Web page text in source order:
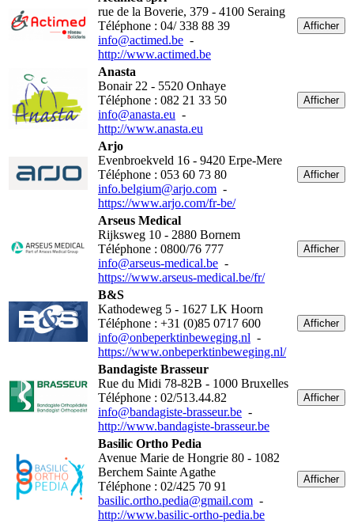
rue de la Boverie, 379 - 4100 Seraing
Téléphone : 04/ 338 88 39
info@actimed.be -
http://www.actimed.be
Afficher
Anasta
Bonair 22 - 5520 Onhaye
Téléphone : 082 21 33 50
info@anasta.eu -
http://www.anasta.eu
Afficher
Arjo
Evenbroekveld 16 - 9420 Erpe-Mere
Téléphone : 053 60 73 80
info.belgium@arjo.com -
https://www.arjo.com/fr-be/
Afficher
Arseus Medical
Rijksweg 10 - 2880 Bornem
Téléphone : 0800/76 777
info@arseus-medical.be -
https://www.arseus-medical.be/fr/
Afficher
B&S
Kathodeweg 5 - 1627 LK Hoorn
Téléphone : +31 (0)85 0717 600
info@onbeperktinbeweging.nl -
https://www.onbeperktinbeweging.nl/
Afficher
Bandagiste Brasseur
Rue du Midi 78-82B - 1000 Bruxelles
Téléphone : 02/513.44.82
info@bandagiste-brasseur.be -
http://www.bandagiste-brasseur.be
Afficher
Basilic Ortho Pedia
Avenue Marie de Hongrie 80 - 1082
Berchem Sainte Agathe
Téléphone : 02/425 70 91
basilic.ortho.pedia@gmail.com -
http://www.basilic-ortho-pedia.be
Afficher